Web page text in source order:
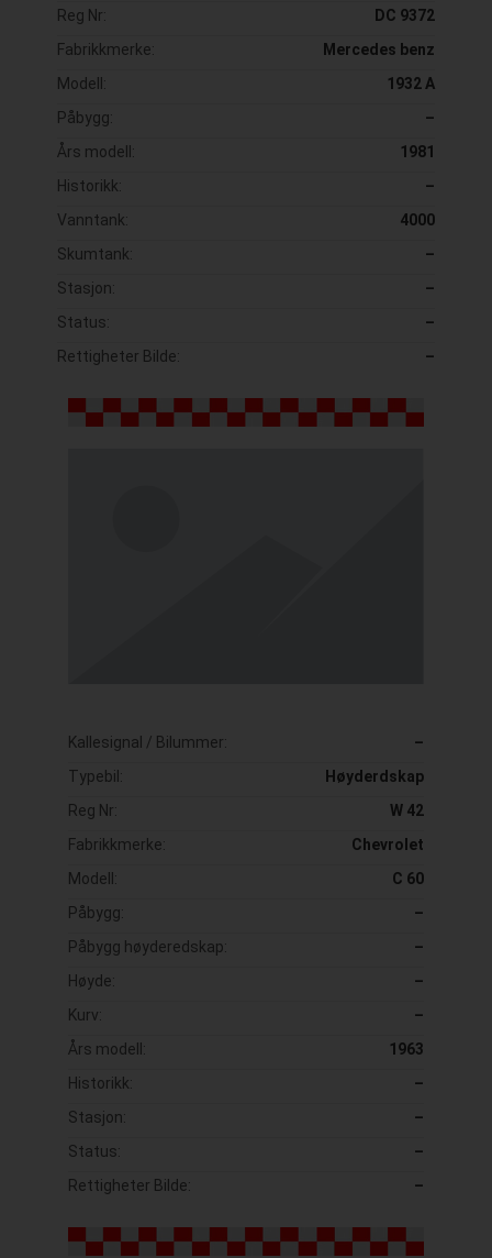
Reg Nr:
DC 9372
Fabrikkmerke:
Mercedes benz
Modell:
1932 A
Påbygg:
–
Års modell:
1981
Historikk:
–
Vanntank:
4000
Skumtank:
–
Stasjon:
–
Status:
–
Rettigheter Bilde:
–
Kallesignal / Bilummer:
–
Typebil:
Høyderdskap
Reg Nr:
W 42
Fabrikkmerke:
Chevrolet
Modell:
C 60
Påbygg:
–
Påbygg høyderedskap:
–
Høyde:
–
Kurv:
–
Års modell:
1963
Historikk:
–
Stasjon:
–
Status:
–
Rettigheter Bilde:
–